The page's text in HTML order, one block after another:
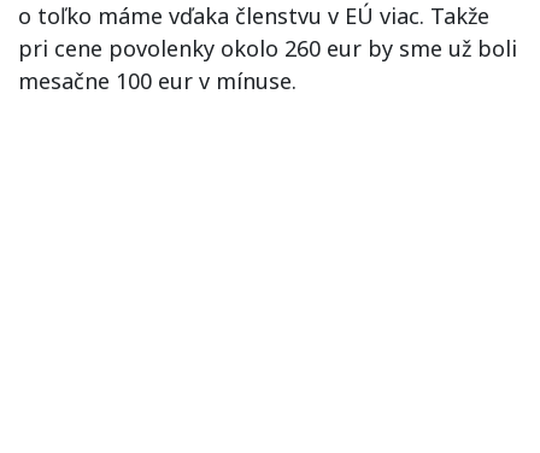
o toľko máme vďaka členstvu v EÚ viac. Takže
pri cene povolenky okolo 260 eur by sme už boli
mesačne 100 eur v mínuse.